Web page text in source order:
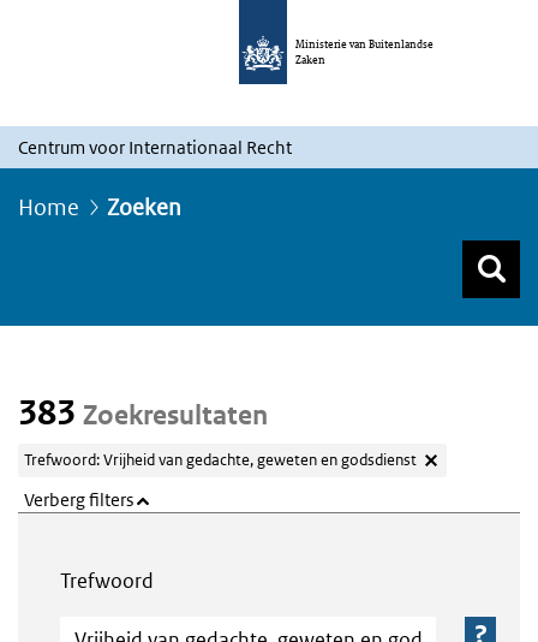
Ministerie van Buitenlandse
Zaken
Centrum voor Internationaal Recht
Home Zoeken
383 Zoekresultaten
Trefwoord: Vrijheid van gedachte, geweten en godsdienst
Verberg filters
Trefwoord
Trefwoord